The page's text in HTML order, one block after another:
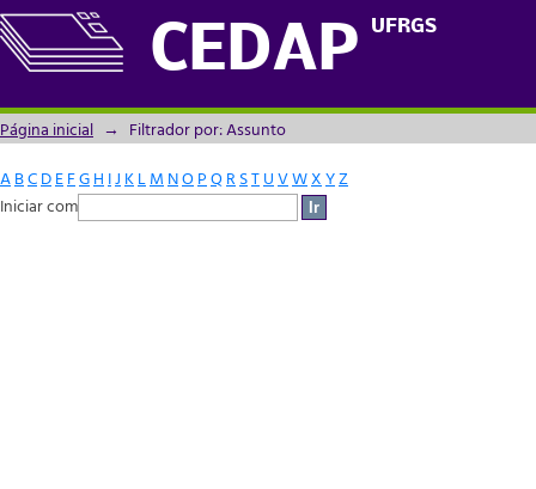
CEDAP UFRGS
Filtrador por: Assunto
Página inicial → Filtrador por: Assunto
ABCDEFGH IJ KLM NOPQRSTUVWXYZ
Iniciar com